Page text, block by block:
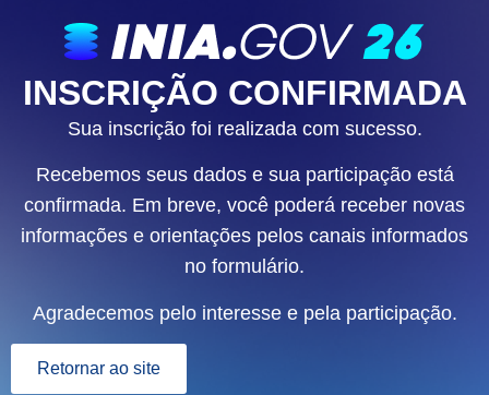
INSCRIÇÃO CONFIRMADA
Sua inscrição foi realizada com sucesso.
Recebemos seus dados e sua participação está
confirmada. Em breve, você poderá receber novas
informações e orientações pelos canais informados
no formulário.
Agradecemos pelo interesse e pela participação.
Retornar ao site